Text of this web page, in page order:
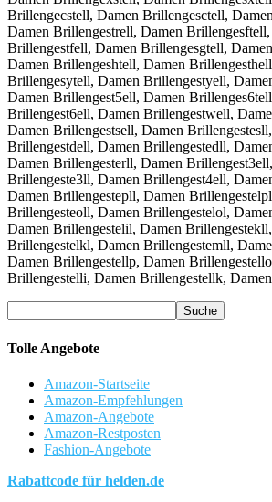
Brillengecstell, Damen Brillengesctell,
Damen Brillengestrell, Damen
Brillengestfell, Damen Brillengesgtell,
Damen Brillengeshtell, Damen
Brillengesytell, Damen Brillengestyell,
Damen Brillengest5ell, Damen
Brillengest6ell, Damen Brillengestwell,
Damen Brillengestsell, Damen
Brillengestdell, Damen Brillengestedll,
Damen Brillengesterll, Damen
Brillengeste3ll, Damen Brillengest4ell,
Damen Brillengestepll, Damen
Brillengesteoll, Damen Brillengestelol,
Damen Brillengestelil, Damen
Brillengestelkl, Damen Brillengestemll,
Damen Brillengestellp, Damen
Brillengestelli, Damen Brillengestellk,
Tolle Angebote
Amazon-Startseite
Amazon-Empfehlungen
Amazon-Angebote
Amazon-Restposten
Fashion-Angebote
Rabattcode für helden.de